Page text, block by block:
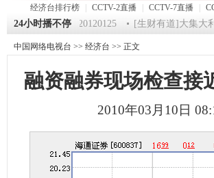
经济台排行榜 CCTV-2直播 CCTV-7直播
24小时播不停
《第一时间》 20120125 [生财有道]大集大利
中国网络电视台 >> 经济台 >> 正文
融资融券现场检查接
2010年03月10日